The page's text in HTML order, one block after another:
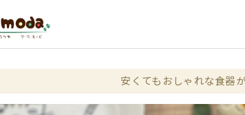
安くてもおしゃれな食器